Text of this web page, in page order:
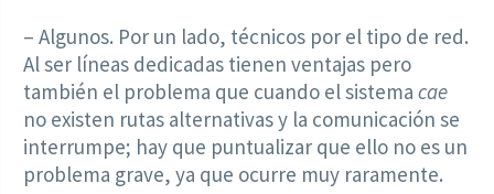
– Algunos. Por un lado, técnicos por el tipo de red.
Al ser líneas dedicadas tienen ventajas pero
también el problema que cuando el sistema cae
no existen rutas alternativas y la comunicación se
interrumpe; hay que puntualizar que ello no es un
problema grave, ya que ocurre muy raramente.